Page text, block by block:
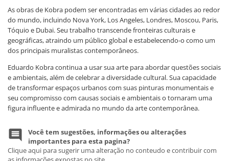
As obras de Kobra podem ser encontradas em várias cidades ao redor
do mundo, incluindo Nova York, Los Angeles, Londres, Moscou, Paris,
Tóquio e Dubai. Seu trabalho transcende fronteiras culturais e
geográficas, atraindo um público global e estabelecendo-o como um
dos principais muralistas contemporâneos.
Eduardo Kobra continua a usar sua arte para abordar questões sociais
e ambientais, além de celebrar a diversidade cultural. Sua capacidade
de transformar espaços urbanos com suas pinturas monumentais e
seu compromisso com causas sociais e ambientais o tornaram uma
figura influente e admirada no mundo da arte contemporânea.
Você tem sugestões, informações ou alterações
importantes para esta pagina?
Clique aqui para sugerir uma alteração no conteudo e contribuir com